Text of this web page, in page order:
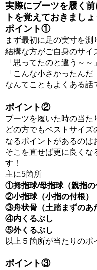
実際にブーツを履く
トを覚えておきましょ
ポイント①
まず最初に 足の実寸を測
結構な方がご自身のサイ
「思ってたのと違う～～」
「こんな小さかったんだ
なんてこともよくある話
ポイント②
ブーツを履いた時の当た
どの方でもベストサイズ
なるポイントがあるのは
そこを直せば更に良くな
す！
主に5箇所
①拇指球/母指球（親指の
②小指球（小指の付根）
③舟状骨（土踏まずのあ
④内くるぶし
⑤外くるぶし
以上５箇所が当たりのポ
ポイント③